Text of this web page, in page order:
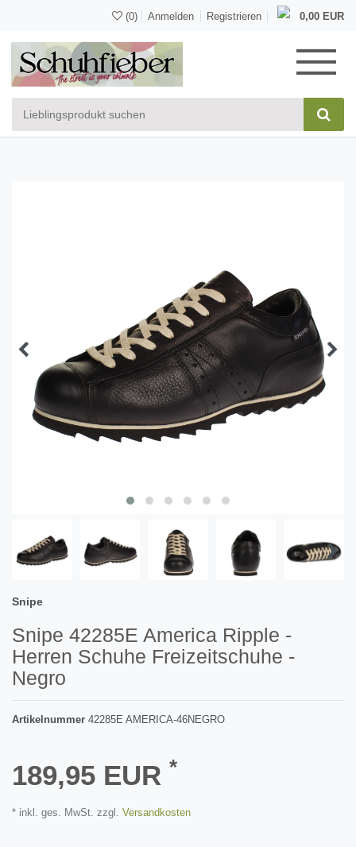
(0) Anmelden Registrieren 0,00 EUR
Snipe
Snipe 42285E America Ripple -
Herren Schuhe Freizeitschuhe -
Negro
Artikelnummer 42285E AMERICA-46NEGRO
189,95 EUR *
* inkl. ges. MwSt. zzgl. Versandkosten